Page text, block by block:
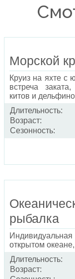
Морской
Круиз на яхте с
встреча
китов и
Длительность:
Возраст:
Сезонность:
рыбалка
открытом
Длительность:
Возраст: